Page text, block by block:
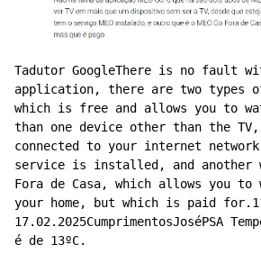
Tadutor GoogleThere is no fault
application, there are two types of
which is free and allows you to
than one device other than the
connected to your internet network
service is installed, and another
Fora de Casa, which allows you to
your home, but which is paid
17.02.2025CumprimentosJoséPSA
é de 13ºC.